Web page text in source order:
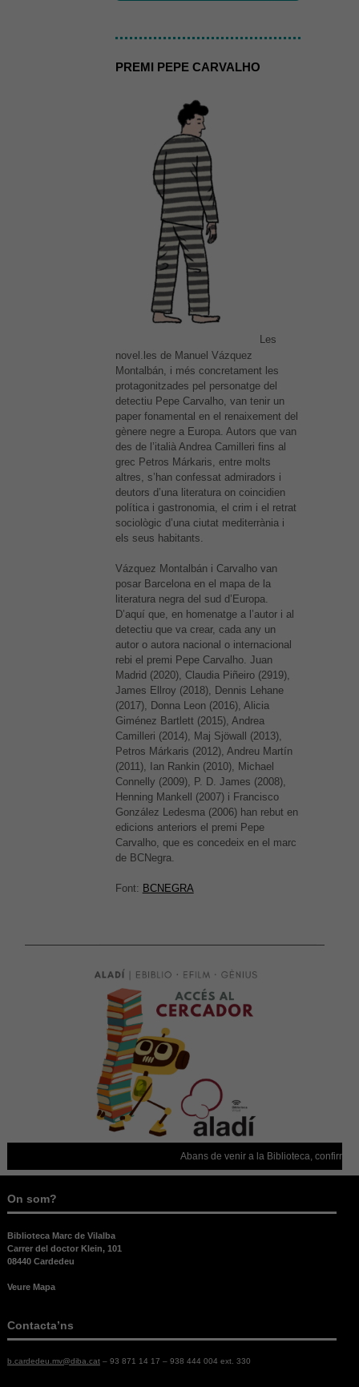
PREMI PEPE CARVALHO
Les
novel.les de Manuel Vázquez
Montalbán, i més concretament les
protagonitzades pel personatge del
detectiu Pepe Carvalho, van tenir un
paper fonamental en el renaixement del
gènere negre a Europa. Autors que van
des de l’italià Andrea Camilleri fins al
grec Petros Márkaris, entre molts
altres, s’han confessat admiradors i
deutors d’una literatura on coincidien
política i gastronomia, el crim i el retrat
sociològic d’una ciutat mediterrània i
els seus habitants.
Vázquez Montalbán i Carvalho van
posar Barcelona en el mapa de la
literatura negra del sud d’Europa.
D’aquí que, en homenatge a l’autor i al
detectiu que va crear, cada any un
autor o autora nacional o internacional
rebi el premi Pepe Carvalho. Juan
Madrid (2020), Claudia Piñeiro (2919),
James Ellroy (2018), Dennis Lehane
(2017), Donna Leon (2016), Alicia
Giménez Bartlett (2015), Andrea
Camilleri (2014), Maj Sjöwall (2013),
Petros Márkaris (2012), Andreu Martín
(2011), Ian Rankin (2010), Michael
Connelly (2009), P. D. James (2008),
Henning Mankell (2007) i Francisco
González Ledesma (2006) han rebut en
edicions anteriors el premi Pepe
Carvalho, que es concedeix en el marc
de BCNegra.
Font: BCNEGRA
Abans de venir a la Biblioteca, confirmeu
On som?
Biblioteca Marc de Vilalba
Carrer del doctor Klein, 101
08440 Cardedeu
Veure Mapa
Contacta’ns
b.cardedeu.mv@diba.cat– 93 871 14 17 – 938 444 004 ext. 330